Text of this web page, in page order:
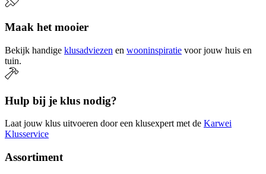
Maak het mooier
Bekijk handige klusadviezen en wooninspiratie voor jouw huis en
tuin.
Hulp bij je klus nodig?
Laat jouw klus uitvoeren door een klusexpert met de Karwei
Klusservice
Assortiment